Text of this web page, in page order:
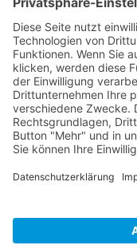
Partnernetze
Mitglied werden
Projekte
Veranstaltungen
Alle Veranstaltungen
Jobs
Alle Jobs
Kontakt
Impressum